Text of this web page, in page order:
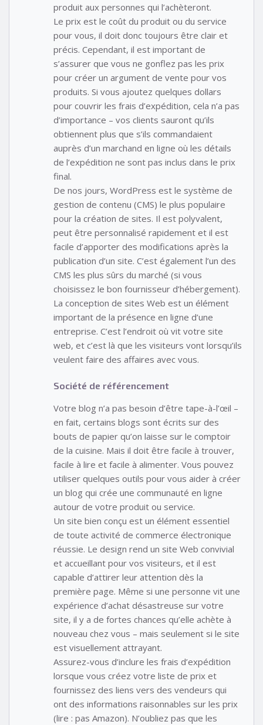
produit aux personnes qui l’achèteront.
Le prix est le coût du produit ou du service
pour vous, il doit donc toujours être clair et
précis. Cependant, il est important de
s’assurer que vous ne gonflez pas les prix
pour créer un argument de vente pour vos
produits. Si vous ajoutez quelques dollars
pour couvrir les frais d’expédition, cela n’a pas
d’importance – vos clients sauront qu’ils
obtiennent plus que s’ils commandaient
auprès d’un marchand en ligne où les détails
de l’expédition ne sont pas inclus dans le prix
final.
De nos jours, WordPress est le système de
gestion de contenu (CMS) le plus populaire
pour la création de sites. Il est polyvalent,
peut être personnalisé rapidement et il est
facile d’apporter des modifications après la
publication d’un site. C’est également l’un des
CMS les plus sûrs du marché (si vous
choisissez le bon fournisseur d’hébergement).
La conception de sites Web est un élément
important de la présence en ligne d’une
entreprise. C’est l’endroit où vit votre site
web, et c’est là que les visiteurs vont lorsqu’ils
veulent faire des affaires avec vous.
Société de référencement
Votre blog n’a pas besoin d’être tape-à-l’œil –
en fait, certains blogs sont écrits sur des
bouts de papier qu’on laisse sur le comptoir
de la cuisine. Mais il doit être facile à trouver,
facile à lire et facile à alimenter. Vous pouvez
utiliser quelques outils pour vous aider à créer
un blog qui crée une communauté en ligne
autour de votre produit ou service.
Un site bien conçu est un élément essentiel
de toute activité de commerce électronique
réussie. Le design rend un site Web convivial
et accueillant pour vos visiteurs, et il est
capable d’attirer leur attention dès la
première page. Même si une personne vit une
expérience d’achat désastreuse sur votre
site, il y a de fortes chances qu’elle achète à
nouveau chez vous – mais seulement si le site
est visuellement attrayant.
Assurez-vous d’inclure les frais d’expédition
lorsque vous créez votre liste de prix et
fournissez des liens vers des vendeurs qui
ont des informations raisonnables sur les prix
(lire : pas Amazon). N’oubliez pas que les